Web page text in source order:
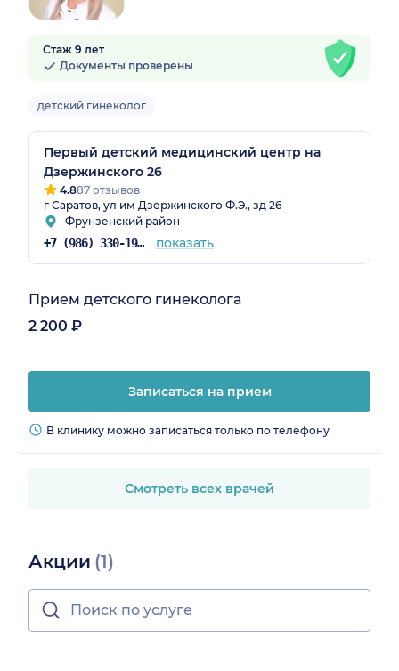
Стаж 9 лет
Документы проверены
детский гинеколог
Первый детский медицинский центр на
Дзержинского 26
4.887 отзывов
г Саратов, ул им Дзержинского Ф.Э., зд 26
Фрунзенский район
+7 (986) 330-19-25 показать
Прием детского гинеколога
2 200 ₽
Записаться на прием
В клинику можно записаться только по телефону
Смотреть всех врачей
Акции (1)